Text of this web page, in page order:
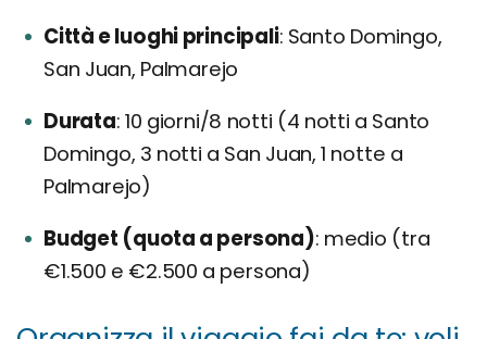
Città e luoghi principali Santo Domingo,
San Juan, Palmarejo
Durata 10 giorni/8 notti (4 notti a Santo
Domingo, 3 notti a San Juan, 1 notte a
Palmarejo)
Budget (quota a persona) medio (tra
€1.500 e €2.500 a persona)